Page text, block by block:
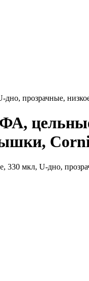
прозрачные,